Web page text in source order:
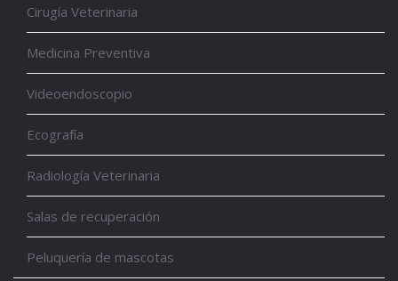
Cirugía Veterinaria
Medicina Preventiva
Videoendoscopio
Ecografía
Radiología Veterinaria
Salas de recuperación
Peluquería de mascotas